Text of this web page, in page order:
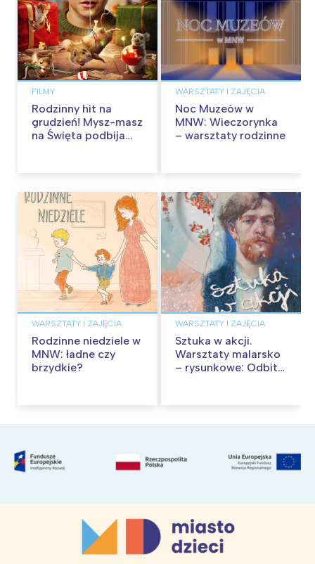
FILMY
Rodzinny hit na
grudzień! Mysz-masz
na Święta podbija
WARSZTATY I ZAJĘCIA
Noc Muzeów w
MNW: Wieczorynka
– warsztaty rodzinne
WARSZTATY I ZAJĘCIA
Rodzinne niedziele w
MNW: ładne czy
brzydkie?
WARSZTATY I ZAJĘCIA
Sztuka w akcji.
Warsztaty malarsko
– rysunkowe: Odbite